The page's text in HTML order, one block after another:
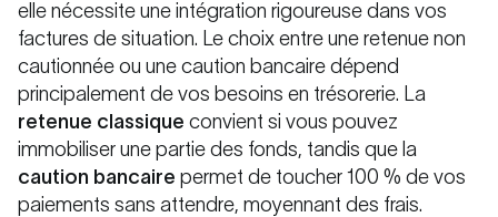
elle nécessite une intégration rigoureuse dans vos
factures de situation. Le choix entre une retenue non
cautionnée ou une caution bancaire dépend
principalement de vos besoins en trésorerie. La
retenue classique convient si vous pouvez
immobiliser une partie des fonds, tandis que la
caution bancaire permet de toucher 100 % de vos
paiements sans attendre, moyennant des frais.